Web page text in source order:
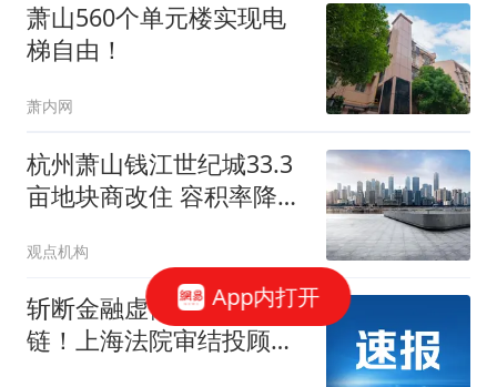
萧山560个单元楼实现电
梯自由！
萧内网
杭州萧山钱江世纪城33.3
亩地块商改住 容积率降至
观点机构
斩断金融虚假维权黑产
链！上海法院审结投顾黑
App内打开